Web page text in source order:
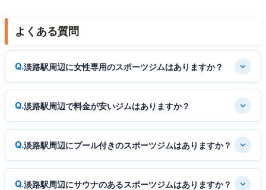
よくある質問
淡路駅周辺に女性専用のスポーツジムはありますか？
淡路駅周辺で料金が安いジムはありますか？
淡路駅周辺にプール付きのスポーツジムはありますか？
淡路駅周辺にサウナのあるスポーツジムはありますか？